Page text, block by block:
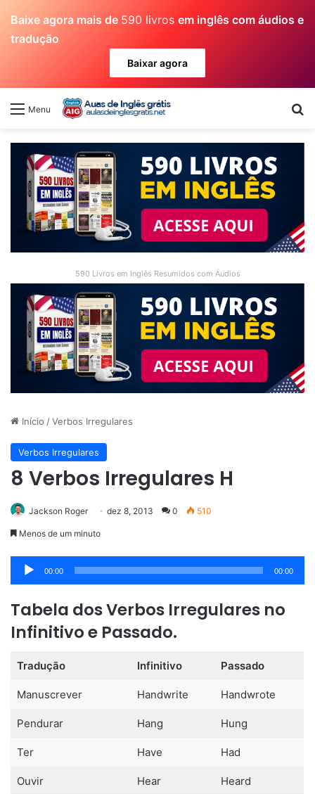
Baixe agora mais de 590 livros em inglês com áudios e
tradução
Baixar agora
Menu
590 Livros em Inglês Resumidos com Áudios
Início /Verbos Irregulares
Verbos Irregulares
8 Verbos Irregulares H
Jackson Roger dez 8, 2013 0 510
Menos de um minuto
Tocador
de
áudio
00:00 00:00
Tabela dos Verbos Irregulares no
Infinitivo e Passado.
Tradução Infinitivo Passado
Manuscrever Handwrite Handwrote
Pendurar Hang Hung
Ter Have Had
Ouvir Hear Heard